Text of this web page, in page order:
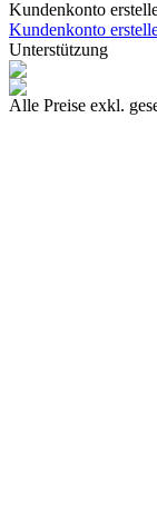
Kundenkonto
Kundenkonto
Unterstützung
Alle Preise exkl.